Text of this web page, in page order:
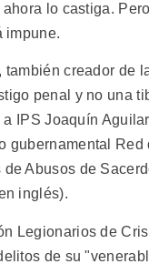
lo castiga.
impune.
también creador de
penal y no una
IPS Joaquín
gubernamental Red
Abusos de
inglés).
Legionarios de
de su